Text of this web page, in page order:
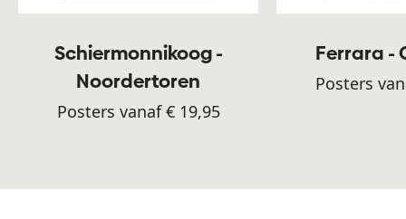
Schiermonnikoog -
Noordertoren
Posters vanaf € 19,95
Ferrara -
Posters